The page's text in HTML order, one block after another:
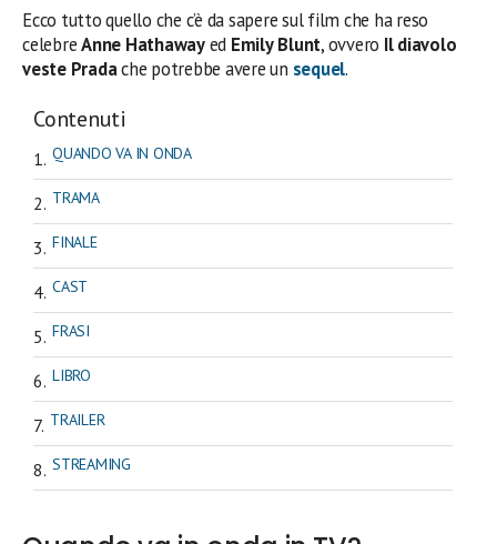
Ecco tutto quello che c’è da sapere sul film che ha reso
celebreAnne Hathawayed EmilyBlunt, ovvero Il diavolo
veste Pradache potrebbe avere un sequel.
Contenuti
QUANDO VA IN ONDA
TRAMA
FINALE
CAST
FRASI
LIBRO
TRAILER
STREAMING